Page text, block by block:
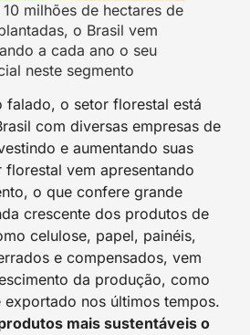
milhões de hectares de
o Brasil vem
a cada ano o seu
neste segmento
falado, o setor florestal está
com diversas empresas de
e aumentando suas
vem apresentando
o que confere grande
crescente dos produtos de
celulose, papel, painéis,
e compensados, vem
da produção, como
nos últimos tempos.
mais sustentáveis o